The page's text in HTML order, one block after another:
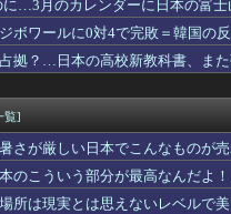
跪く人、いつの間にかいなくな
ツナズ？（海外の反応）
靴【ポーランドボール】
党圧勝の見込み…これ不正選挙
ムリー内野安打にMLBファン騒
実に美味しく調理する食べ物がこ
、たった2語しかない」章も節も
本でこんなものが売れてるらし
快アーチにMLBファン騒然！←
件を捉えた画像を見せてくれ」
に…3月のカレンダーに日本の富
ボワールに0対4で完敗＝韓国の
拠？…日本の高校新教科書、ま
覧]
さが厳しい日本でこんなものが
のこういう部分が最高なんだよ
所は現実とは思えないレベルで